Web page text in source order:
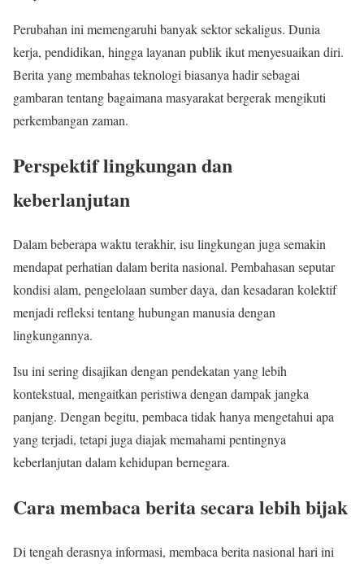
Perubahan ini memengaruhi banyak sektor sekaligus. Dunia
kerja, pendidikan, hingga layanan publik ikut menyesuaikan diri.
Berita yang membahas teknologi biasanya hadir sebagai
gambaran tentang bagaimana masyarakat bergerak mengikuti
perkembangan zaman.
Perspektif lingkungan dan
keberlanjutan
Dalam beberapa waktu terakhir, isu lingkungan juga semakin
mendapat perhatian dalam berita nasional. Pembahasan seputar
kondisi alam, pengelolaan sumber daya, dan kesadaran kolektif
menjadi refleksi tentang hubungan manusia dengan
lingkungannya.
Isu ini sering disajikan dengan pendekatan yang lebih
kontekstual, mengaitkan peristiwa dengan dampak jangka
panjang. Dengan begitu, pembaca tidak hanya mengetahui apa
yang terjadi, tetapi juga diajak memahami pentingnya
keberlanjutan dalam kehidupan bernegara.
Cara membaca berita secara lebih bijak
Di tengah derasnya informasi, membaca berita nasional hari ini